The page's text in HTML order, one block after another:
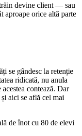
devine client — sau
aproape orice altă parte
se gândesc la retenție
ridicată, nu anula
contează. Dar
aici se află cel mai
de înot cu 80 de elevi